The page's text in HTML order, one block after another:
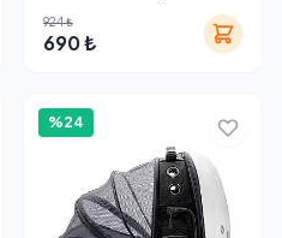
924 ₺
690 ₺
%24